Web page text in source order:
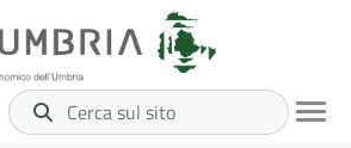
Cerca sul sito